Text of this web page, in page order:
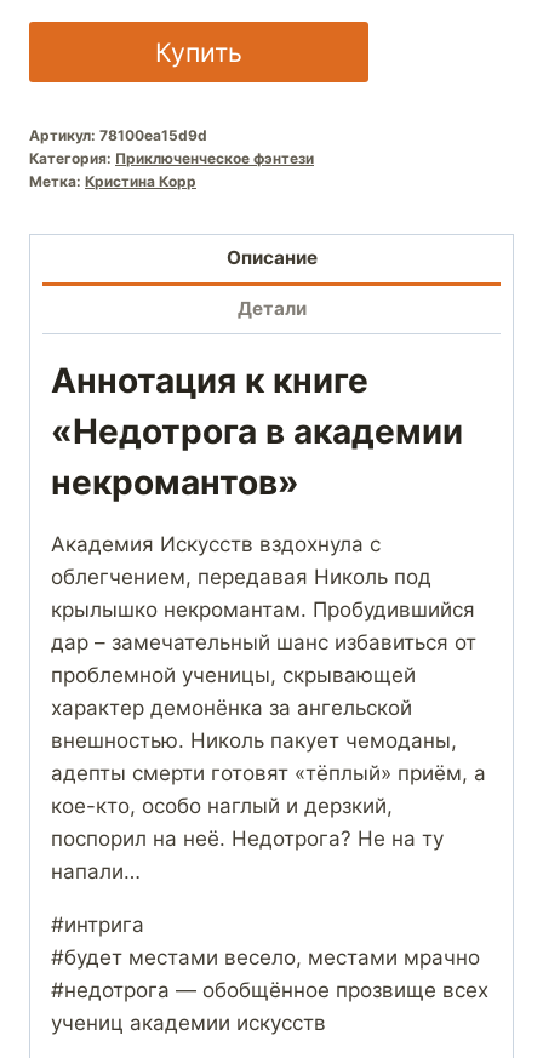
Купить
Артикул: 78100ea15d9d
Категория: Приключенческое фэнтези
Метка: Кристина Корр
Описание
Детали
Аннотация к книге
«Недотрога в академии
некромантов»
Академия Искусств вздохнула с
облегчением, передавая Николь под
крылышко некромантам. Пробудившийся
дар – замечательный шанс избавиться от
проблемной ученицы, скрывающей
характер демонёнка за ангельской
внешностью. Николь пакует чемоданы,
адепты смерти готовят «тёплый» приём, а
кое-кто, особо наглый и дерзкий,
поспорил на неё. Недотрога? Не на ту
напали…
#интрига
#будет местами весело, местами мрачно
#недотрога — обобщённое прозвище всех
учениц академии искусств